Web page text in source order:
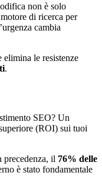
non è solo
di ricerca per
cambia
elimina le resistenze
.
SEO? Un
(ROI) sui tuoi
precedenza, il 76% delle
è stato fondamentale